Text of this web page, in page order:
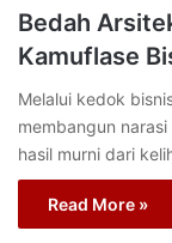
Bedah
Kamuflase
Melalui kedok
membangun
hasil murni dari
Read More »